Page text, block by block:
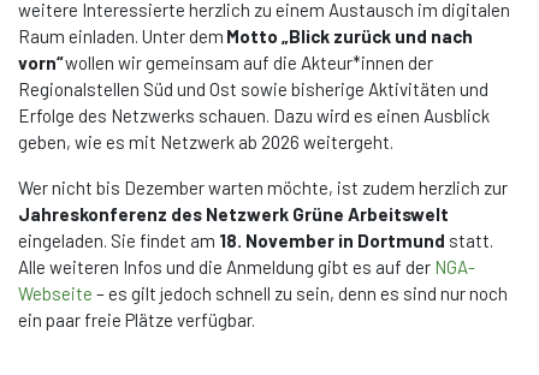
weitere Interessierte herzlich zu einem Austausch im digitalen
Raum einladen. Unter dem Motto „Blick zurück und nach
vorn“wollen wir gemeinsam auf die Akteur*innen der
Regionalstellen Süd und Ost sowie bisherige Aktivitäten und
Erfolge des Netzwerks schauen. Dazu wird es einen Ausblick
geben, wie es mit Netzwerk ab 2026 weitergeht.
Wer nicht bis Dezember warten möchte, ist zudem herzlich zur
Jahreskonferenz des Netzwerk Grüne Arbeitswelt
eingeladen. Sie findet am 18. November in Dortmund statt.
Alle weiteren Infos und die Anmeldung gibt es auf der NGA-
Webseite – es gilt jedoch schnell zu sein, denn es sind nur noch
ein paar freie Plätze verfügbar.